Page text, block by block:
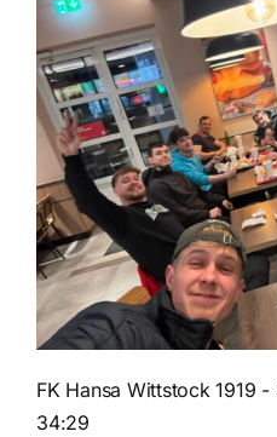
FK Hansa Wittstock 1919
34:29